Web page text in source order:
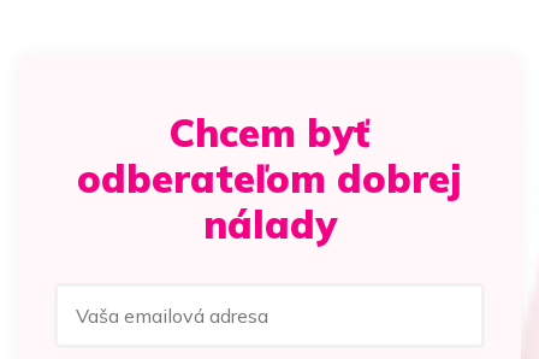
Chcem byť
odberateľom dobrej
nálady